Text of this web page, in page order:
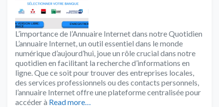
L’importance de l’Annuaire Internet dans notre Quotidien
L’annuaire Internet, un outil essentiel dans le monde
numérique d’aujourd’hui, joue un rôle crucial dans notre
quotidien en facilitant la recherche d’informations en
ligne. Que ce soit pour trouver des entreprises locales,
des services professionnels ou des contacts personnels,
l’annuaire Internet offre une plateforme centralisée pour
accéder à Read more…